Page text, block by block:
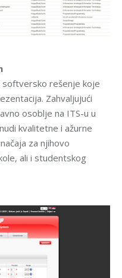
rešenje koje
Zahvaljujući
osoblje na ITS-u u
kvalitetne i ažurne
za njihovo
ali i studentskog